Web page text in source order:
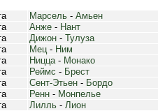
Марсель - Амьен
Анже - Нант
Дижон - Тулуза
Мец- Ним
Ницца- Монако
Реймс - Брест
Сент-Этьен - Бордо
Ренн - Монпелье
Лилль - Лион